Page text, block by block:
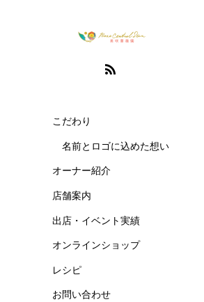
こだわり
名前とロゴに込めた想い
オーナー紹介
店舗案内
出店・イベント実績
オンラインショップ
レシピ
お問い合わせ